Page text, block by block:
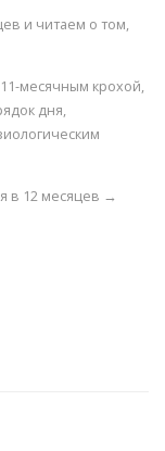
и читаем о том,
месячным крохой,
дня,
12 месяцев →